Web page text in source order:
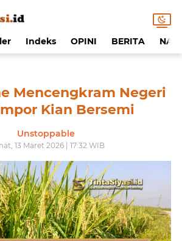
Indeks OPINI BERITA
Mencengkram Negeri
Kian Bersemi
Unstoppable
13 Maret 2026 | 17:32 WIB